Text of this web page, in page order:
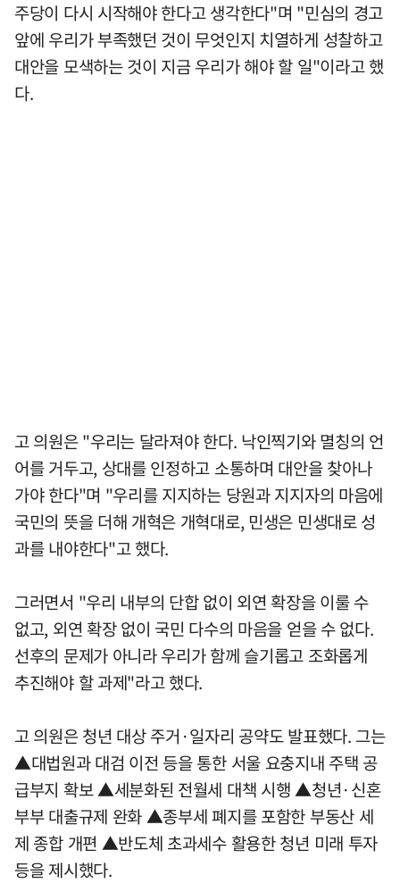
주당이 다시 시작해야 한다고 생각한다"며 "민심의 경고
앞에 우리가 부족했던 것이 무엇인지 치열하게 성찰하고
대안을 모색하는 것이 지금 우리가 해야 할 일"이라고 했
다.
고 의원은 "우리는 달라져야 한다. 낙인찍기와 멸칭의 언
어를 거두고, 상대를 인정하고 소통하며 대안을 찾아나
가야 한다"며 "우리를 지지하는 당원과 지지자의 마음에
국민의 뜻을 더해 개혁은 개혁대로, 민생은 민생대로 성
과를 내야한다"고 했다.
그러면서 "우리 내부의 단합 없이 외연 확장을 이룰 수
없고, 외연 확장 없이 국민 다수의 마음을 얻을 수 없다.
선후의 문제가 아니라 우리가 함께 슬기롭고 조화롭게
추진해야 할 과제"라고 했다.
고 의원은 청년 대상 주거·일자리 공약도 발표했다. 그는
▲대법원과 대검 이전 등을 통한 서울 요충지내 주택 공
급부지 확보 ▲세분화된 전월세 대책 시행 ▲청년·신혼
부부 대출규제 완화 ▲종부세 폐지를 포함한 부동산 세
제 종합 개편 ▲반도체 초과세수 활용한 청년 미래 투자
등을 제시했다.